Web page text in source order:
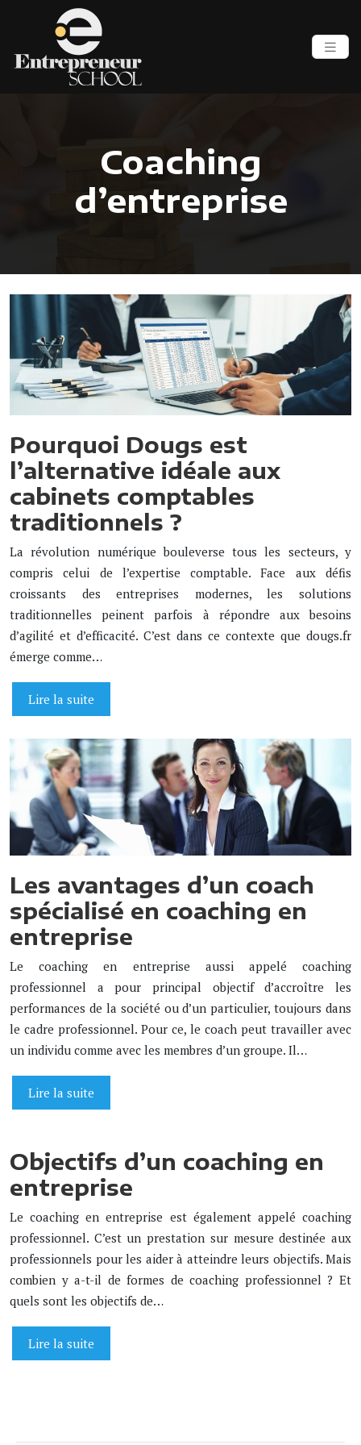
Coaching
d’entreprise
Pourquoi Dougs est
l’alternative idéale aux
cabinets comptables
traditionnels ?
La révolution numérique bouleverse tous les secteurs, y
compris celui de l’expertise comptable. Face aux défis
croissants des entreprises modernes, les solutions
traditionnelles peinent parfois à répondre aux besoins
d’agilité et d’efficacité. C’est dans ce contexte que dougs.fr
émerge comme…
Lire la suite
Les avantages d’un coach
spécialisé en coaching en
entreprise
Le coaching en entreprise aussi appelé coaching
professionnel a pour principal objectif d’accroître les
performances de la société ou d’un particulier, toujours dans
le cadre professionnel. Pour ce, le coach peut travailler avec
un individu comme avec les membres d’un groupe. Il…
Lire la suite
Objectifs d’un coaching en
entreprise
Le coaching en entreprise est également appelé coaching
professionnel. C’est un prestation sur mesure destinée aux
professionnels pour les aider à atteindre leurs objectifs. Mais
combien y a-t-il de formes de coaching professionnel ? Et
quels sont les objectifs de…
Lire la suite